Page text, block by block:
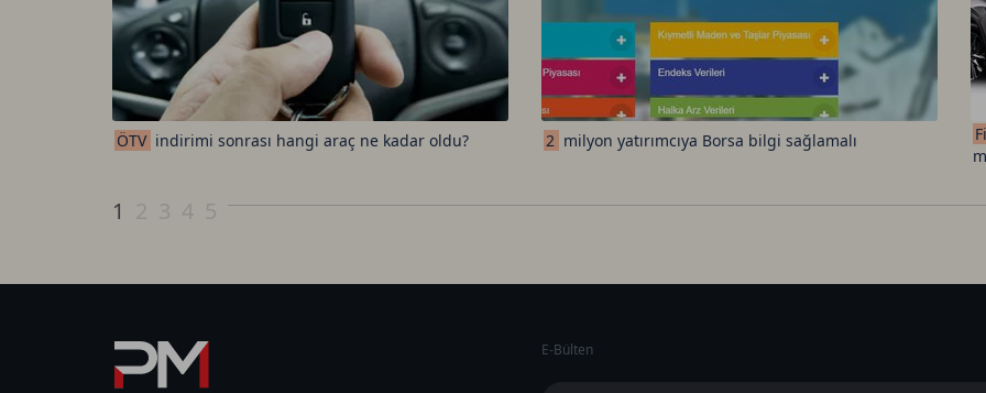
ÖTV indirimi sonrası hangi araç ne kadar oldu? 2 milyon yatırımcıya Borsa bilgi sağlamalı
1
E-Bülten